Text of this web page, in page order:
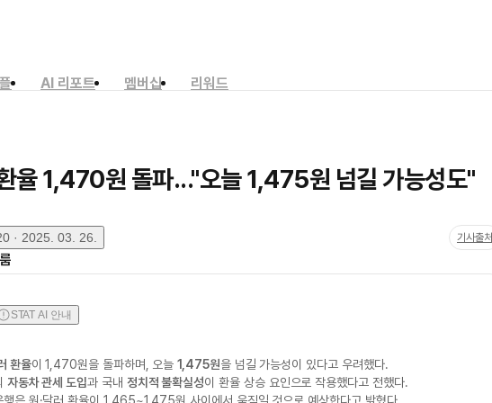
AI 리포트 멤버십
리워드
율 1,470원 돌파..."오늘 1,475원 넘길 가능성도"
· 2025. 03. 26. 기사출처
STAT AI 안내
환율이 1,470원을 돌파하며, 오늘1,475원을 넘길 가능성이 있다고 우려했다.
자동차 관세 도입과 국내 정치적 불확실성이 환율 상승 요인으로 작용했다고 전했다.